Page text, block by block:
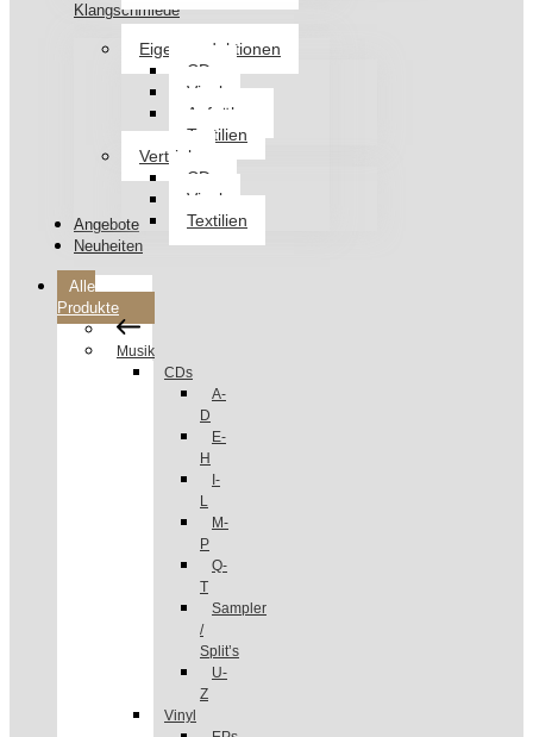
Klangschmiede
Eigenproduktionen
CDs
Vinyl
Aufnäher
Textilien
Vertrieb
CDs
Vinyl
Textilien
Angebote
Neuheiten
Alle
Produkte
Musik
CDs
A-
D
E-
H
I-
L
M-
P
Q-
T
Sampler
/
Split’s
U-
Z
Vinyl